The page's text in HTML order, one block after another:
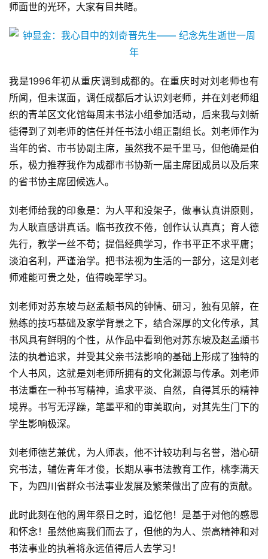
艺
坛
书
法
征
稿
学
研
究
法
书
欣
砚
边
夜
话
美
术
库
容
易
寫
錯
用
錯
师面世的光环，大家有目共睹。
我是1996年初从重庆调到成都的。在重庆时对刘老师也有
所闻，但未谋面，调任成都后才认识刘老师，并在刘老师组
织的青羊区文化馆每周末书法小组参加活动，后来我与刘新
德得到了刘老师的信任并任书法小组正副组长。刘老师作为
当年的省、市书协副主席，虽然我不是千里马，但他确是伯
乐，极力推荐我作为成都市书协新一届主席团成员以及后来
的省书协主席团候选人。
刘老师给我的印象是：为人平和没架子，做事认真讲原则，
为人耿直感讲真话。临书孜孜不倦，创作认认真真；育人德
先行，教学一丝不苟；提倡经典学习，作书平正不求平庸；
淡泊名利，严谨治学。把书法视为生活的一部分，这是刘老
师难能可贵之处，值得晚辈学习。
刘老师对苏东坡与赵孟頫书风的钟情、研习，独有见解，在
熟练的技巧基础及家学背景之下，结合深厚的文化传承，其
书风具有鲜明的个性，从作品中看到他对苏东坡及赵孟頫书
法的执着追求，并受其父亲书法影响的基础上形成了独特的
个人书风，这就是刘老师所拥有的文化渊源与传承。刘老师
书法重在一种书写精神，追求平淡、自然，自得其乐的精神
境界。书写无浮躁，笔墨平和的审美取向，对其先生门下的
学生影响极深。
刘老师德艺兼优，为人师表，他不计较功利与名誉，潜心研
究书法，辅佐青年才俊，长期从事书法教育工作，桃李满天
下，为四川省群众书法事业发展及繁荣做出了应有的贡献。
此时此刻在他的周年祭日之时，追忆他！是基于对他的感恩
和怀念！虽然他离我们而去了，但他的为人、崇高精神和对
书法事业的执着将永远值得后人去学习！